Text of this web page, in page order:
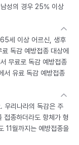
성의 경우 25% 이상
세 이상 어르신, 생후
독감 예방접종 대상에
무료로 독감 예방접종
서 유료 독감 예방접종
우리나라의 독감은 주
접종하더라도 항체가 형
11월까지는 예방접종을